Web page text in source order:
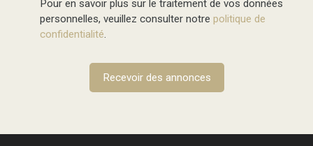
Pour en savoir plus sur le traitement de vos données
personnelles, veuillez consulter notre politique de
confidentialité.
Recevoir des annonces